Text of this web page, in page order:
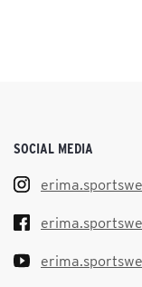
SOCIAL MEDIA